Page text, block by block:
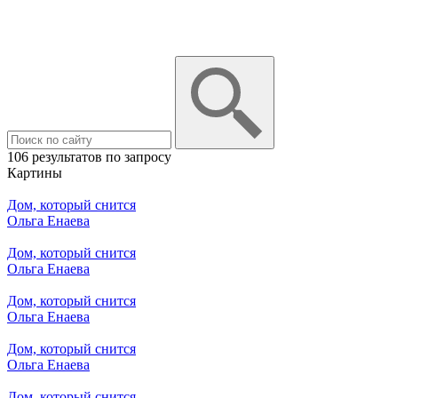
106 результатов по запросу
Картины
Дом, который снится
Ольга Енаева
Дом, который снится
Ольга Енаева
Дом, который снится
Ольга Енаева
Дом, который снится
Ольга Енаева